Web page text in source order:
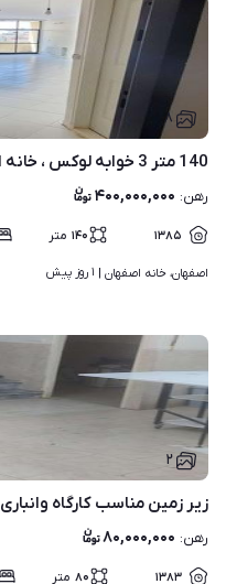
۸
140 متر 3 خوابه لوکس ، خانه اصفهان ، فول امکانات
رهن: ۴۰۰,۰۰۰,۰۰۰
۱۳۸۵ ۱۴۰ متر
اصفهان، خانه اصفهان | ۱ روز پیش
۲
زیر زمین مناسب کارگاه وانباری
رهن: ۸۰,۰۰۰,۰۰۰
۱۳۸۳ ۸۰ متر